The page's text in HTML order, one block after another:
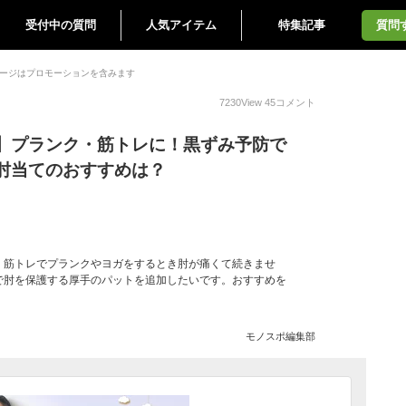
受付中の質問 人気アイテム 特集記事 質問
ジはプロモーションを含みます
7230View 45コメント
プランク・筋トレに！黒ずみ予防で
当てのおすすめは？
トレでプランクやヨガをするとき肘が痛くて続きませ
を保護する厚手のパットを追加したいです。おすすめを
モノスポ編集部